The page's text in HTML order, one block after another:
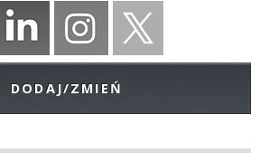
DODAJ/ZMIEŃ